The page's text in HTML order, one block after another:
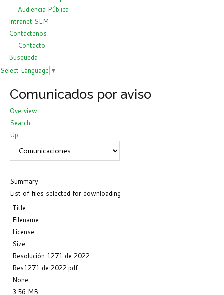
Audiencia Pública
Intranet SEM
Contactenos
Contacto
Busqueda
Select Language ▼
Comunicados por aviso
Overview
Search
Up
Summary
List of files selected for downloading
Title
Filename
License
Size
Resolución 1271 de 2022
Res1271 de 2022.pdf
None
3.56 MB